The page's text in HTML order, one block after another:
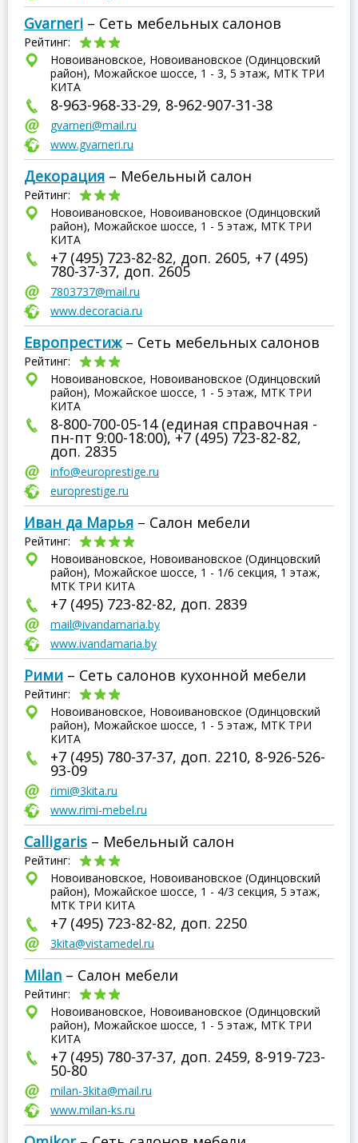
Gvarneri – Сеть мебельных салонов
Рейтинг:
Новоивановское, Новоивановское (Одинцовский
район), Можайское шоссе, 1 - 3, 5 этаж, МТК ТРИ
КИТА
8-963-968-33-29, 8-962-907-31-38
gvarneri@mail.ru
www.gvarneri.ru
Декорация – Мебельный салон
Рейтинг:
Новоивановское, Новоивановское (Одинцовский
район), Можайское шоссе, 1 - 5 этаж, МТК ТРИ
КИТА
+7 (495) 723-82-82, доп. 2605, +7 (495)
780-37-37, доп. 2605
7803737@mail.ru
www.decoracia.ru
Европрестиж– Сеть мебельных салонов
Рейтинг:
Новоивановское, Новоивановское (Одинцовский
район), Можайское шоссе, 1 - 5 этаж, МТК ТРИ
КИТА
8-800-700-05-14 (единая справочная -
пн-пт 9:00-18:00), +7 (495) 723-82-82,
доп. 2835
info@europrestige.ru
europrestige.ru
Иван да Марья – Салон мебели
Рейтинг:
Новоивановское, Новоивановское (Одинцовский
район), Можайское шоссе, 1 - 1/6 секция, 1 этаж,
МТК ТРИ КИТА
+7 (495) 723-82-82, доп. 2839
mail@ivandamaria.by
www.ivandamaria.by
Рими – Сеть салонов кухонной мебели
Рейтинг:
Новоивановское, Новоивановское (Одинцовский
район), Можайское шоссе, 1 - 5 этаж, МТК ТРИ
КИТА
+7 (495) 780-37-37, доп. 2210, 8-926-526-
93-09
rimi@3kita.ru
www.rimi-mebel.ru
Calligaris – Мебельный салон
Рейтинг:
Новоивановское, Новоивановское (Одинцовский
район), Можайское шоссе, 1 - 4/3 секция, 5 этаж,
МТК ТРИ КИТА
+7 (495) 723-82-82, доп. 2250
3kita@vistamedel.ru
Milan – Салон мебели
Рейтинг:
Новоивановское, Новоивановское (Одинцовский
район), Можайское шоссе, 1 - 5 этаж, МТК ТРИ
КИТА
+7 (495) 780-37-37, доп. 2459, 8-919-723-
50-80
milan-3kita@mail.ru
www.milan-ks.ru